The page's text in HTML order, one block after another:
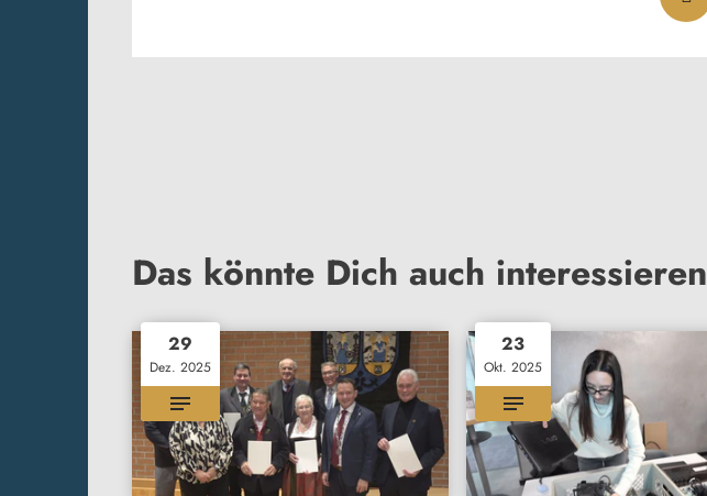
Das könnte Dich auch interessieren
29
Dez. 2025
23
Okt. 2025